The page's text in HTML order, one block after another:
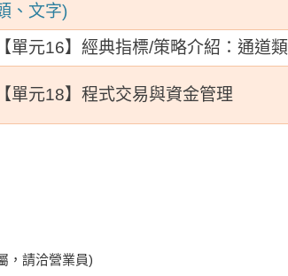
、文字)
【單元16】經典指標/策略介紹：通道類
【單元18】 程式交易與資金管理
，請洽營業員)